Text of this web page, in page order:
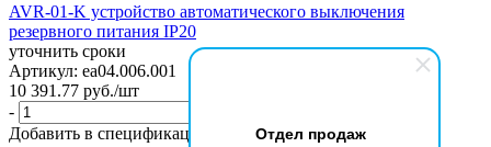
Отдел продаж
AVR-01-K устройство автоматического выключения
резервного питания IP20
уточнить сроки
Артикул: ea04.006.001
10 391.77 руб./шт
-
Добавить в спецификацию